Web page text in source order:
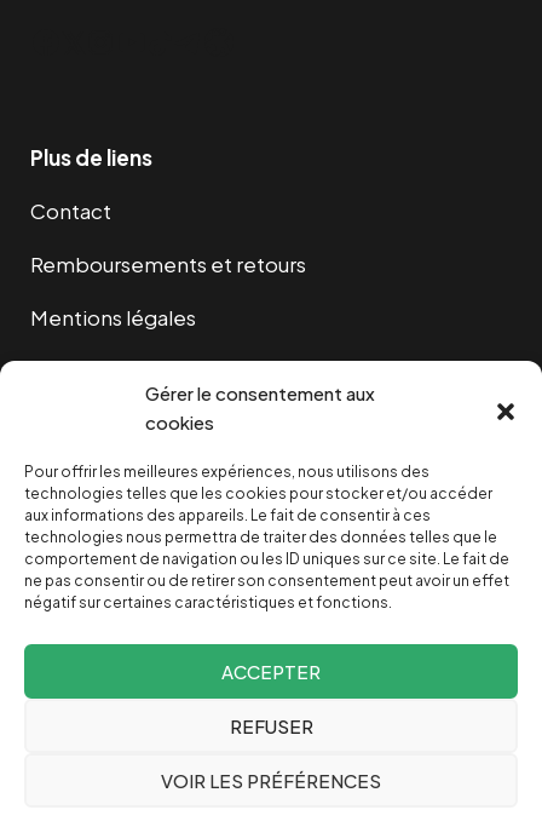
Gérer le consentement aux
cookies
Pour offrir les meilleures expériences, nous utilisons des
technologies telles que les cookies pour stocker et/ou accéder
aux informations des appareils. Le fait de consentir à ces
technologies nous permettra de traiter des données telles que le
comportement de navigation ou les ID uniques sur ce site. Le fait de
ne pas consentir ou de retirer son consentement peut avoir un effet
négatif sur certaines caractéristiques et fonctions.
ACCEPTER
REFUSER
VOIR LES PRÉFÉRENCES
Plus de liens
Contact
Remboursements et retours
Mentions légales
NOUS SOUTENIR
NOTRE NEWSLETTER
pour le changer